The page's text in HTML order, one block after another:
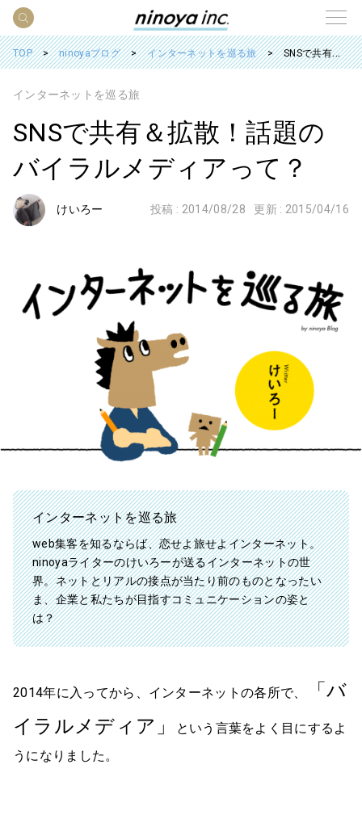
TOP ninoyaブログ インターネットを巡る旅 SNSで共有＆拡散！話題のバイラルメディアって？
インターネットを巡る旅
SNSで共有＆拡散！話題の
バイラルメディアって？
けいろー 投稿 : 2014/08/28 更新 : 2015/04/16
インターネットを巡る旅
web集客を知るならば、恋せよ旅せよインターネット。
ninoyaライターのけいろーが送るインターネットの世
界。ネットとリアルの接点が当たり前のものとなったい
ま、企業と私たちが目指すコミュニケーションの姿と
は？
2014年に入ってから、インターネットの各所で、
「バ
イラルメディア」
という言葉をよく目にするよ
うになりました。